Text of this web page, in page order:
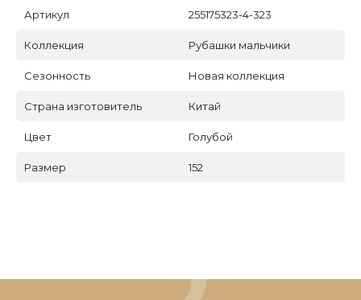
Артикул 255175323-4-323
Коллекция Рубашки мальчики
Сезонность Новая коллекция
Страна изготовитель Китай
Цвет Голубой
Размер 152